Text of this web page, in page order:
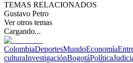
TEMAS RELACIONADOS
Gustavo Petro
Ver otros temas
Cargando...
ColombiaDeportesMundoEconomía
culturaInvestigaciónBogotáPolítica